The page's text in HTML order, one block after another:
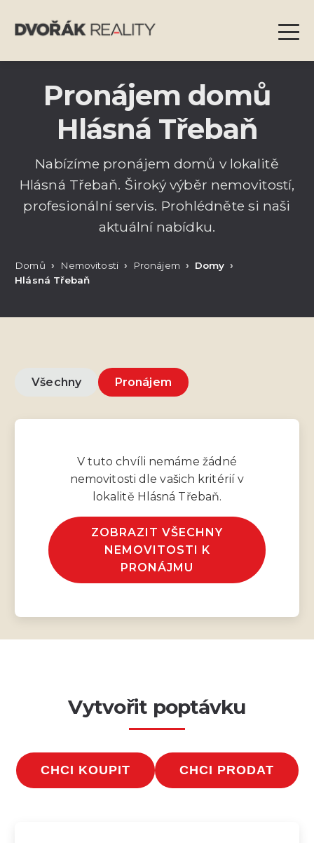
Pronájem domů
Hlásná Třebaň
Nabízíme pronájem domů v lokalitě
Hlásná Třebaň. Široký výběr nemovitostí,
profesionální servis. Prohlédněte si naši
aktuální nabídku.
Domů Nemovitosti Pronájem
Domy
Hlásná Třebaň
Všechny Pronájem
V tuto chvíli nemáme žádné
nemovitosti dle vašich kritérií v
lokalitě Hlásná Třebaň.
ZOBRAZIT VŠECHNY
NEMOVITOSTI K
PRONÁJMU
Vytvořit poptávku
CHCI KOUPIT CHCI PRODAT